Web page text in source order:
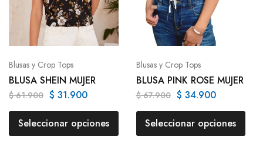
Blusas y Crop Tops
BLUSA SHEIN MUJER
$61.900 $ 31.900
Seleccionar opciones
Blusas y Crop Tops
BLUSA PINK ROSE MUJER
$67.900 $ 34.900
Seleccionar opciones